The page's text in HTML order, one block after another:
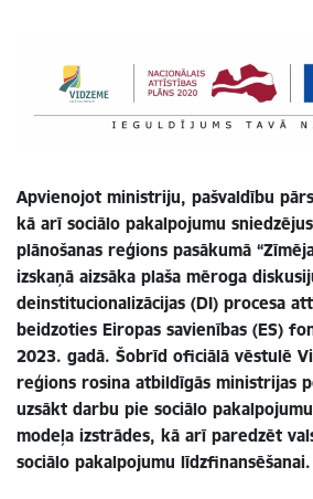
Apvienojot ministriju, pašvaldību
kā arī sociālo pakalpojumu
plānošanas reģions pasākumā
izskaņā aizsāka plaša mēroga
deinstitucionalizācijas (DI) procesa
beidzoties Eiropas savienības (ES)
2023. gadā. Šobrīd oficiālā vēstulē
reģions rosina atbildīgās ministrijas
uzsākt darbu pie sociālo
modeļa izstrādes, kā arī paredzēt
sociālo pakalpojumu līdzfinansēšanai.